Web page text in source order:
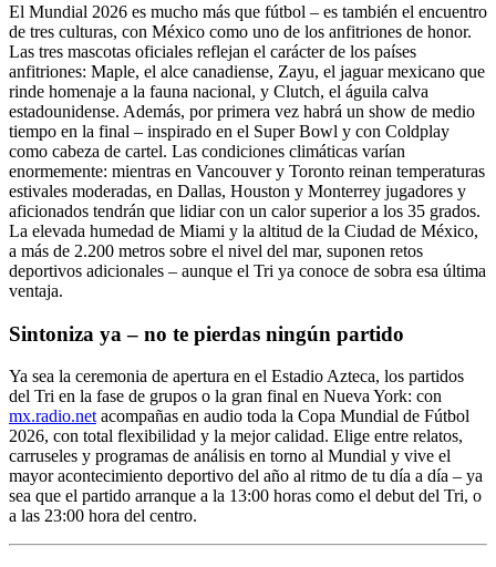
El Mundial 2026 es mucho más que fútbol – es también el encuentro
de tres culturas, con México como uno de los anfitriones de honor.
Las tres mascotas oficiales reflejan el carácter de los países
anfitriones: Maple, el alce canadiense, Zayu, el jaguar mexicano que
rinde homenaje a la fauna nacional, y Clutch, el águila calva
estadounidense. Además, por primera vez habrá un show de medio
tiempo en la final – inspirado en el Super Bowl y con Coldplay
como cabeza de cartel. Las condiciones climáticas varían
enormemente: mientras en Vancouver y Toronto reinan temperaturas
estivales moderadas, en Dallas, Houston y Monterrey jugadores y
aficionados tendrán que lidiar con un calor superior a los 35 grados.
La elevada humedad de Miami y la altitud de la Ciudad de México,
a más de 2.200 metros sobre el nivel del mar, suponen retos
deportivos adicionales – aunque el Tri ya conoce de sobra esa última
ventaja.
Sintoniza ya – no te pierdas ningún partido
Ya sea la ceremonia de apertura en el Estadio Azteca, los partidos
del Tri en la fase de grupos o la gran final en Nueva York: con
mx.radio.net acompañas en audio toda la Copa Mundial de Fútbol
2026, con total flexibilidad y la mejor calidad. Elige entre relatos,
carruseles y programas de análisis en torno al Mundial y vive el
mayor acontecimiento deportivo del año al ritmo de tu día a día – ya
sea que el partido arranque a la 13:00 horas como el debut del Tri, o
a las 23:00 hora del centro.